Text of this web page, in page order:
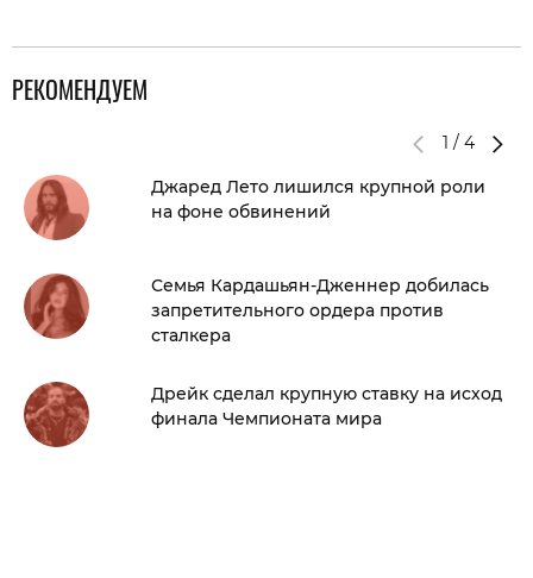
РЕКОМЕНДУЕМ
1 / 4
Джаред Лето лишился крупной роли
на фоне обвинений
Семья Кардашьян-Дженнер добилась
запретительного ордера против
сталкера
Дрейк сделал крупную ставку на исход
финала Чемпионата мира